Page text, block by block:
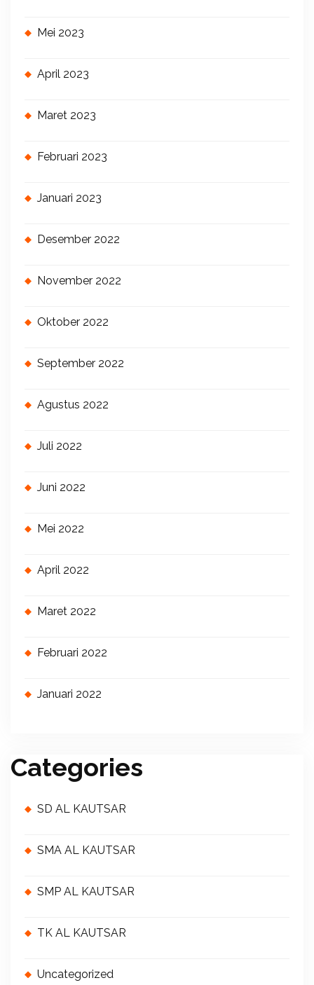
Mei 2023
April 2023
Maret 2023
Februari 2023
Januari 2023
Desember 2022
November 2022
Oktober 2022
September 2022
Agustus 2022
Juli 2022
Juni 2022
Mei 2022
April 2022
Maret 2022
Februari 2022
Januari 2022
Categories
SD AL KAUTSAR
SMA AL KAUTSAR
SMP AL KAUTSAR
TK AL KAUTSAR
Uncategorized